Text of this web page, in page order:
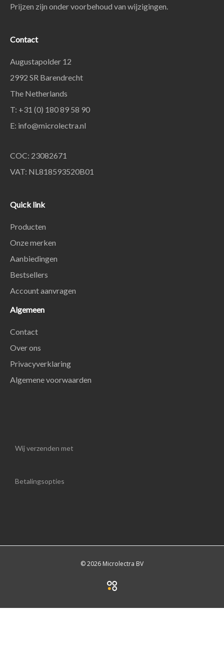
Prijzen zijn onder voorbehoud van wijzigingen.
Contact
Augustapolder 12
2992 SR Barendrecht
The Netherlands
T: +31 (0) 180 89 58 90
E: info@microlectra.nl
COC: 23082671
VAT: NL818593520B01
Quick link
Producten
Onze merken
Aanbiedingen
Bestsellers
Account aanvragen
Algemeen
Contact
Over ons
Privacyverklaring
Algemene voorwaarden
Wij verzenden met
Betalingsopties
© 2026 Microlectra BV